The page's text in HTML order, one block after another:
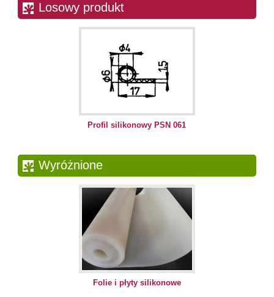
Losowy produkt
Profil silikonowy PSN 061
Wyróżnione
Folie i płyty silikonowe